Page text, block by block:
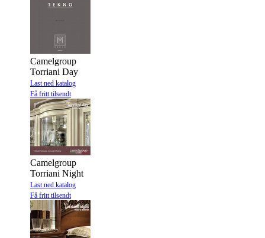
Camelgroup
Torriani Day
Last ned katalog
Få fritt tilsendt
Camelgroup
Torriani Night
Last ned katalog
Få fritt tilsendt